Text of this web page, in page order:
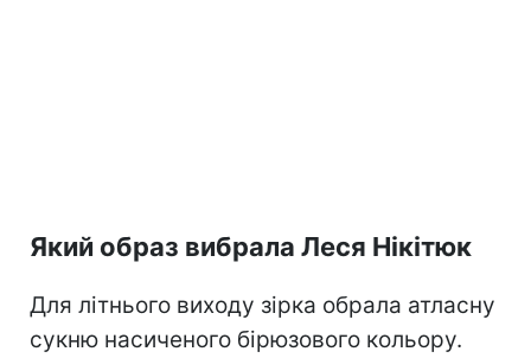
Який образ вибрала Леся Нікітюк
Для літнього виходу зірка обрала атласну
сукню насиченого бірюзового кольору.